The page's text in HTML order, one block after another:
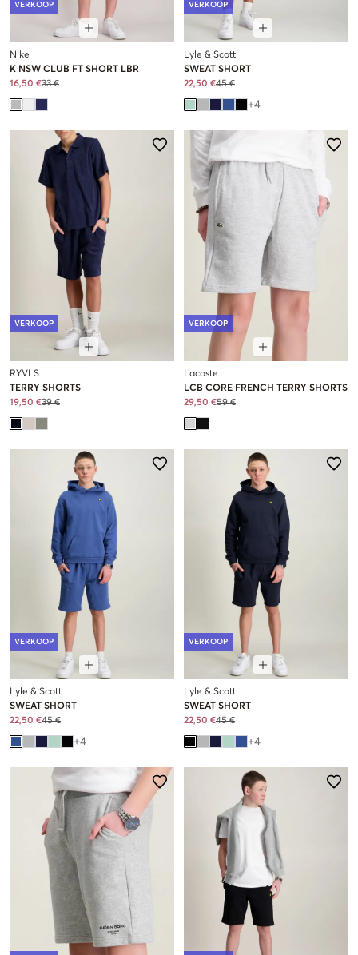
VERKOOP
Nike
K NSW CLUB FT SHORT LBR
16,50 €33 €
VERKOOP
Lyle & Scott
SWEAT SHORT
22,50 €45 €
+4
VERKOOP
RYVLS
TERRY SHORTS
19,50 €39 €
VERKOOP
Lacoste
LCB CORE FRENCH TERRY SHORTS
29,50 €59 €
VERKOOP
Lyle & Scott
SWEAT SHORT
22,50 €45 €
+4
VERKOOP
Lyle & Scott
SWEAT SHORT
22,50 €45 €
+4